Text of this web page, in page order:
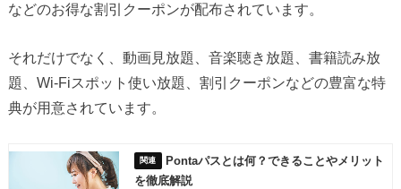
などのお得な割引クーポンが配布されています。
それだけでなく、動画見放題、音楽聴き放題、書籍読み放
題、Wi-Fiスポット使い放題、割引クーポンなどの豊富な特
典が用意されています。
Pontaパスとは何？できることやメリット
を徹底解説